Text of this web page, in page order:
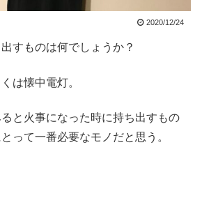
2020/12/24
すものは何でしょうか？
は懐中電灯。
と火事になった時に持ち出すもの
って一番必要なモノだと思う。